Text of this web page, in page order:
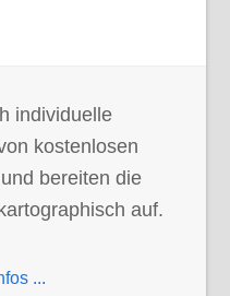
individuelle
kostenlosen
bereiten die
auf.
...